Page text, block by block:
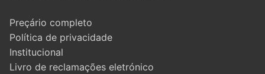
Preçário completo
Política de privacidade
Institucional
Livro de reclamações eletrónico